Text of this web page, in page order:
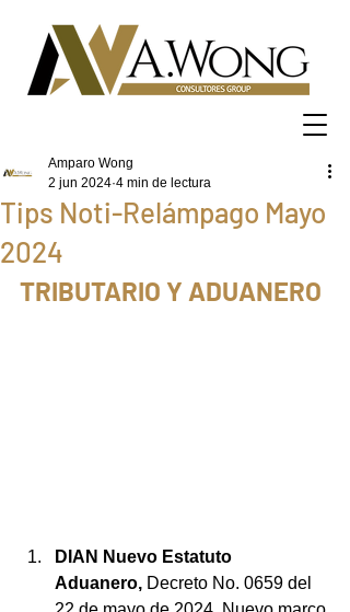
Tips Noti-Relámpago Mayo
2024
Amparo Wong
2 jun 2024 4 min de lectura
TRIBUTARIO Y ADUANERO
DIAN Nuevo Estatuto
Aduanero, Decreto No. 0659 del